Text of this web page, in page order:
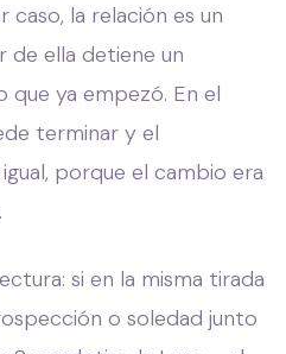
caso, la relación es un
de ella detiene un
ya empezó. En el
terminar y el
porque el cambio era
si en la misma tirada
o soledad junto